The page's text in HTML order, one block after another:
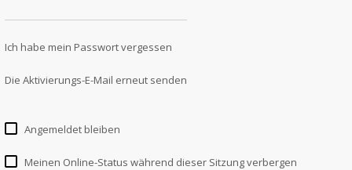
Ich habe mein Passwort vergessen
Die Aktivierungs-E-Mail erneut senden
Angemeldet bleiben
Meinen Online-Status während dieser Sitzung verbergen